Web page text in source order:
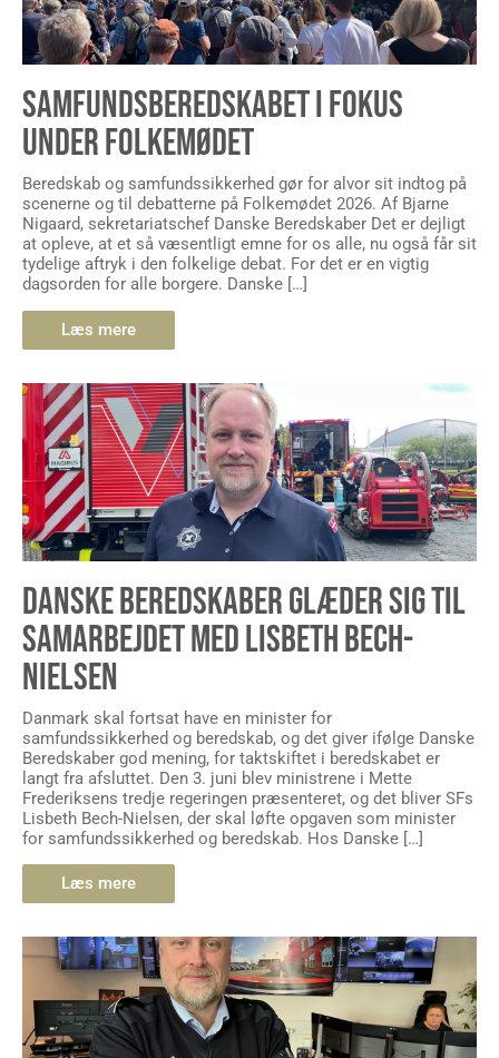
SAMFUNDSBEREDSKABET I FOKUS
UNDER FOLKEMØDET
Beredskab og samfundssikkerhed gør for alvor sit indtog på
scenerne og til debatterne på Folkemødet 2026. Af Bjarne
Nigaard, sekretariatschef Danske Beredskaber Det er dejligt
at opleve, at et så væsentligt emne for os alle, nu også får sit
tydelige aftryk i den folkelige debat. For det er en vigtig
dagsorden for alle borgere. Danske […]
Læs mere
DANSKE BEREDSKABER GLÆDER SIG TIL
SAMARBEJDET MED LISBETH BECH-
NIELSEN
Danmark skal fortsat have en minister for
samfundssikkerhed og beredskab, og det giver ifølge Danske
Beredskaber god mening, for taktskiftet i beredskabet er
langt fra afsluttet. Den 3. juni blev ministrene i Mette
Frederiksens tredje regeringen præsenteret, og det bliver SFs
Lisbeth Bech-Nielsen, der skal løfte opgaven som minister
for samfundssikkerhed og beredskab. Hos Danske […]
Læs mere